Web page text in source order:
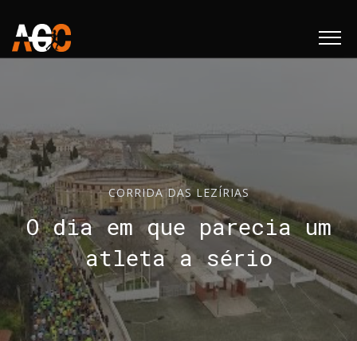
CORRIDA DAS LEZÍRIAS
O dia em que parecia um
atleta a sério